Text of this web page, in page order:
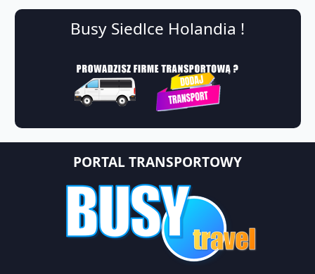
Busy Siedlce Holandia !
PORTAL TRANSPORTOWY